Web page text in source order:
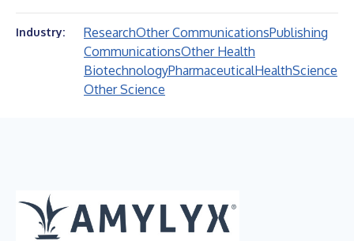
Industry: ResearchOther CommunicationsPublishing
CommunicationsOther Health
BiotechnologyPharmaceuticalHealthScience
Other Science